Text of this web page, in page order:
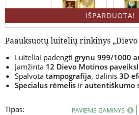
IŠPARDUOTA!
Paauksuotų luitelių rinkinys
Luiteliai padengti grynu 999/1000
Įamžinta 12 Dievo Motinos
Spalvota tampografija, dalinis 3D
Specialus rėmelis ir autentiškumo
Tipas:
PAVIENIS GAMINYS